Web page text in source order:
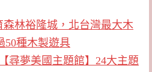
森林裕隆城，北台灣最大木
50種木製遊具
尋夢美國主題館】24大主題